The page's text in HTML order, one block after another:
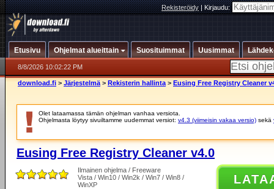
Rekisteröidy|Kirjaudu:
Etusivu Ohjelmat alueittain Suosituimmat Uusimmat
8/8/2026 10:02:22 PM
download.fi > Järjestelmä > Rekisterin hallinta > Eusing Free Registry Cleaner
Olet lataamassa tämän ohjelman vanhaa versiota.
Ohjelmasta löytyy sivuiltamme uudemmat versiot: v4.3 (viimeisin vakaa versio) sekä
Eusing Free Registry Cleaner v4.0
Ilmainen ohjelma / Freeware
Vista / Win10 / Win2k / Win7 / Win8 /
WinXP